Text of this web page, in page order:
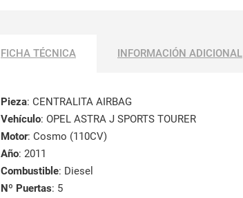
FICHA TÉCNICA INFORMACIÓN ADICIONAL
Pieza: CENTRALITA AIRBAG
Vehículo: OPEL ASTRA J SPORTS TOURER
Motor: Cosmo (110CV)
Año: 2011
Combustible: Diesel
Nº Puertas: 5